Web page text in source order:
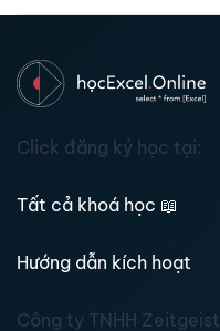
Click đăng ký học tại:
Tất cả khoá học 📖
Hướng dẫn kích hoạt
Công ty TNHH Zeitgeist